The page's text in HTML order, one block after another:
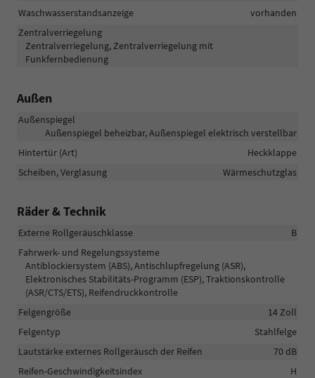
Waschwasserstandsanzeige
vorhanden
Zentralverriegelung
Zentralverriegelung, Zentralverriegelung mit
Funkfernbedienung
Außen
Außenspiegel
Außenspiegel beheizbar, Außenspiegel elektrisch verstellbar
Hintertür (Art)
Heckklappe
Scheiben, Verglasung
Wärmeschutzglas
Räder & Technik
Externe Rollgeräuschklasse
B
Fahrwerk- und Regelungssysteme
Antiblockiersystem (ABS), Antischlupfregelung (ASR),
Elektronisches Stabilitäts-Programm (ESP), Traktionskontrolle
(ASR/CTS/ETS), Reifendruckkontrolle
Felgengröße
14 Zoll
Felgentyp
Stahlfelge
Lautstärke externes Rollgeräusch der Reifen
70 dB
Reifen-Geschwindigkeitsindex
H